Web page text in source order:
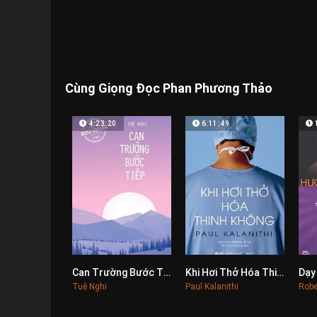
Cùng Giọng Đọc Phan Phương Thảo
0
4:23:20
Can Trường Bước Tiếp
Tuệ Nghi
0
6:11:49
Khi Hơi Thở Hóa Thinh Không
Paul Kalanithi